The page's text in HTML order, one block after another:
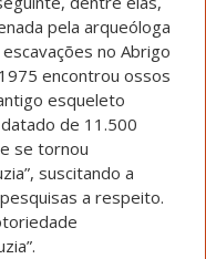
pela arqueóloga
no Abrigo
encontrou ossos
esqueleto
de 11.500
se tornou
suscitando a
a respeito.